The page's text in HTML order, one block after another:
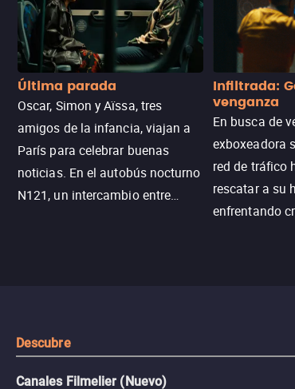
Última parada
Oscar, Simon y Aïssa, tres
amigos de la infancia, viajan a
París para celebrar buenas
noticias. En el autobús nocturno
N121, un intercambio entre
Infiltrada:
venganza
En busca de
exboxeadora
red de tráfico
rescatar a su
enfrentando
Descubre
Canales Filmelier (Nuevo)